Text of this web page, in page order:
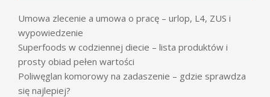
Umowa zlecenie a umowa o pracę – urlop, L4, ZUS i
wypowiedzenie
Superfoods w codziennej diecie – lista produktów i
prosty obiad pełen wartości
Poliwęglan komorowy na zadaszenie – gdzie sprawdza
się najlepiej?